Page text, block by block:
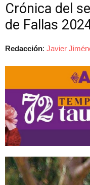
Crónica del
de Fallas
Redacción: Javier